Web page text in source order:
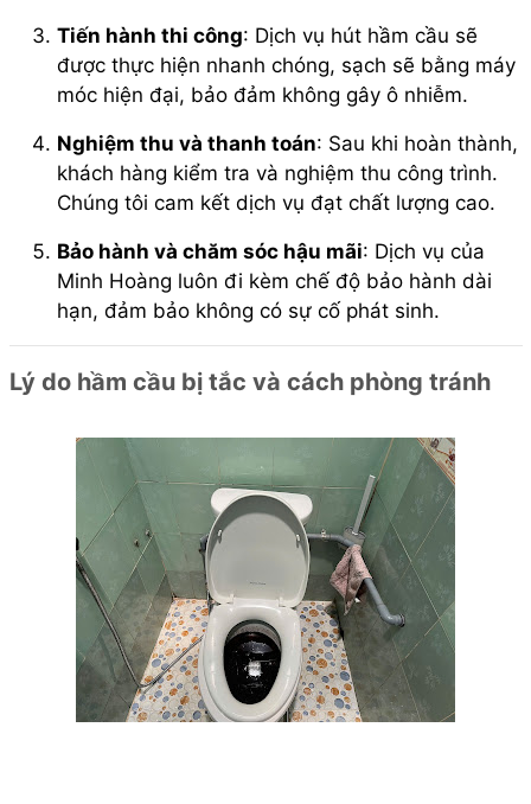
Tiến hành thi công: Dịch vụ hút hầm cầu sẽ
được thực hiện nhanh chóng, sạch sẽ bằng máy
móc hiện đại, bảo đảm không gây ô nhiễm.
Nghiệm thu và thanh toán: Sau khi hoàn thành,
khách hàng kiểm tra và nghiệm thu công trình.
Chúng tôi cam kết dịch vụ đạt chất lượng cao.
Bảo hành và chăm sóc hậu mãi: Dịch vụ của
Minh Hoàng luôn đi kèm chế độ bảo hành dài
hạn, đảm bảo không có sự cố phát sinh.
Lý do hầm cầu bị tắc và cách phòng tránh